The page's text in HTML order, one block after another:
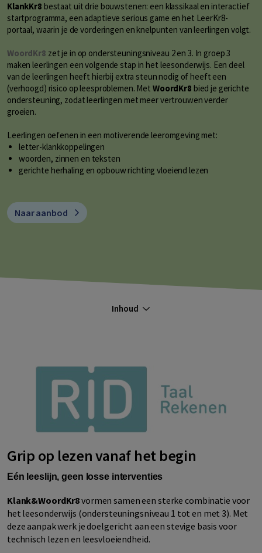
KlankKr8 bestaat uit drie bouwstenen: een klassikaal en interactief
startprogramma, een adaptieve serious game en het LeerKr8-
portaal, waarin je de vorderingen en knelpunten van leerlingen volgt.
WoordKr8 zet je in op ondersteuningsniveau 2 en 3. In groep 3
maken leerlingen een volgende stap in het leesonderwijs. Een deel
van de leerlingen heeft hierbij extra steun nodig of heeft een
(verhoogd) risico op leesproblemen. Met WoordKr8 bied je gerichte
ondersteuning, zodat leerlingen met meer vertrouwen verder
groeien.
Leerlingen oefenen in een motiverende leeromgeving met:
letter-klankkoppelingen
woorden, zinnen en teksten
gerichte herhaling en opbouw richting vloeiend lezen
Naar aanbod
Inhoud
Grip op lezen vanaf het begin
Eén leeslijn, geen losse interventies
Klank&WoordKr8vormen samen een sterke combinatie voor
het leesonderwijs (ondersteuningsniveau 1 tot en met 3). Met
deze aanpak werk je doelgericht aan een stevige basis voor
technisch lezen en leesvloeiendheid.